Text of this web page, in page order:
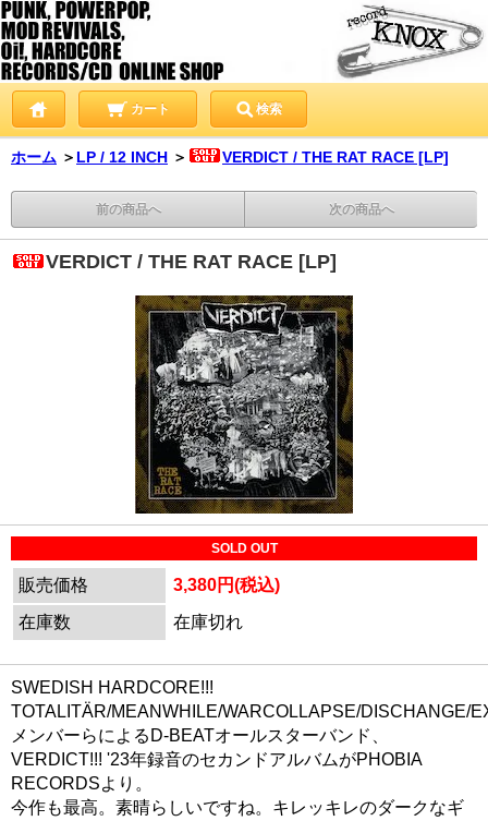
カート 検索
ホーム ＞ LP / 12 INCH ＞ VERDICT / THE RAT RACE [LP]
前の商品へ 次の商品へ
VERDICT / THE RAT RACE [LP]
SOLD OUT
販売価格
3,380円(税込)
在庫数
在庫切れ
SWEDISH HARDCORE!!!
TOTALITÄR/MEANWHILE/WARCOLLAPSE/DISCHANGE/
メンバーらによるD-BEATオールスターバンド、
VERDICT!!! '23年録音のセカンドアルバムがPHOBIA
RECORDSより。
今作も最高。素晴らしいですね。キレッキレのダークなギ